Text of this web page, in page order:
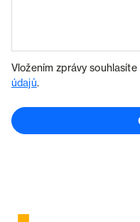
Vložením zprávy
údajů.